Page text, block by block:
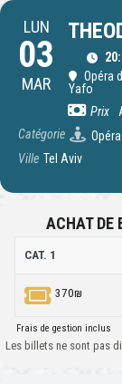
LUN
03
MAR
Opéra
Yafo
Prix
Catégorie
Ville Tel Aviv
ACHAT DE
CAT. 1
370₪
Frais de gestion inclus
Les billets ne sont pas